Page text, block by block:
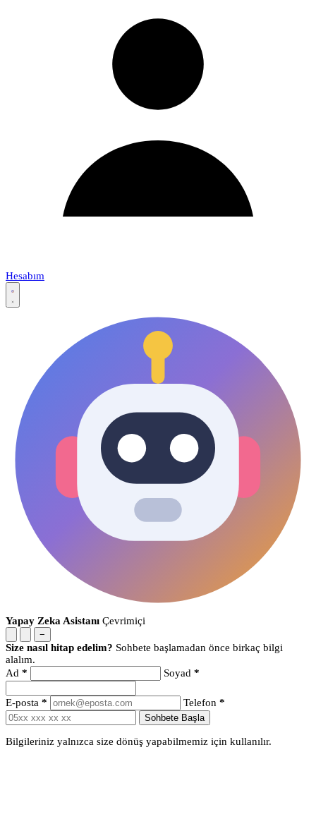
Hesabım
Yapay Zeka Asistanı Çevrimiçi
−
Size nasıl hitap edelim? Sohbete başlamadan önce birkaç bilgi
alalım.
Ad * Soyad *
E-posta * Telefon *
Sohbete Başla
Bilgileriniz yalnızca size dönüş yapabilmemiz için kullanılır.